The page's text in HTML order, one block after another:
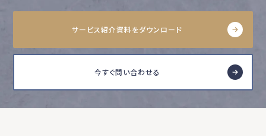
サービス紹介資料をダウンロード
今すぐ問い合わせる